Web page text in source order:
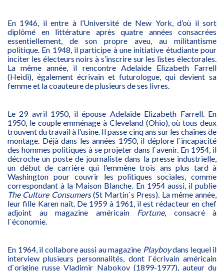
En 1946, il entre à l’Université de New York, d’où il sort
diplômé en littérature après quatre années consacrées
essentiellement, de son propre aveu, au militantisme
politique. En 1948, il participe à une initiative étudiante pour
inciter les électeurs noirs à s’inscrire sur les listes électorales.
La même année, il rencontre Adelaide Elizabeth Farrell
(Heidi), également écrivain et futurologue, qui devient sa
femme et la coauteure de plusieurs de ses livres.
Le 29 avril 1950, il épouse Adelaide Elizabeth Farrell. En
1950, le couple emménage à Cleveland (Ohio), où tous deux
trouvent du travail à l’usine. Il passe cinq ans sur les chaînes de
montage. Déjà dans les années 1950, il déplore l`incapacité
des hommes politiques à se projeter dans l`avenir. En 1954, il
décroche un poste de journaliste dans la presse industrielle,
un début de carrière qui l’emmène trois ans plus tard à
Washington pour couvrir les politiques sociales, comme
correspondant à la Maison Blanche. En 1954 aussi, il publie
The Culture Consumers(St Martin`s Press). La même année,
leur fille Karen naît. De 1959 à 1961, il est rédacteur en chef
adjoint au magazine américain Fortune, consacré à
l`économie.
En 1964, il collabore aussi au magazine Playboydans lequel il
interview plusieurs personnalités, dont l`écrivain américain
d`origine russe Vladimir Nabokov (1899-1977), auteur du